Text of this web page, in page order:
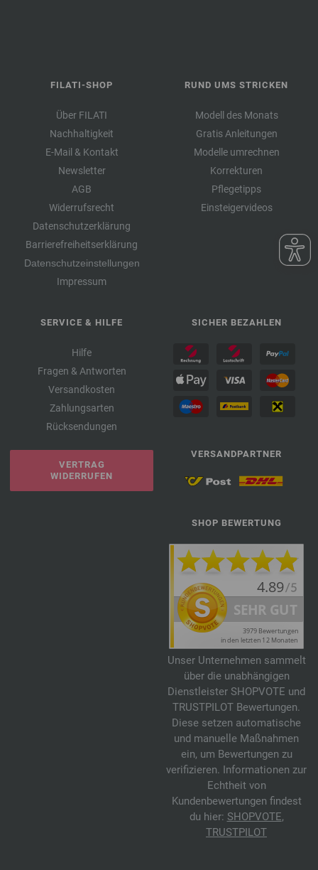
FILATI-SHOP
Über FILATI
Nachhaltigkeit
E-Mail & Kontakt
Newsletter
AGB
Widerrufsrecht
Datenschutzerklärung
Barrierefreiheitserklärung
Datenschutzeinstellungen
Impressum
RUND UMS STRICKEN
Modell des Monats
Gratis Anleitungen
Modelle umrechnen
Korrekturen
Pflegetipps
Einsteigervideos
SERVICE & HILFE
Hilfe
Fragen & Antworten
Versandkosten
Zahlungsarten
Rücksendungen
VERTRAG
WIDERRUFEN
SICHER BEZAHLEN
VERSANDPARTNER
SHOP BEWERTUNG
Unser Unternehmen sammelt
über die unabhängigen
Dienstleister SHOPVOTE und
TRUSTPILOT Bewertungen.
Diese setzen automatische
und manuelle Maßnahmen
ein, um Bewertungen zu
verifizieren. Informationen zur
Echtheit von
Kundenbewertungen findest
du hier: SHOPVOTE,
TRUSTPILOT